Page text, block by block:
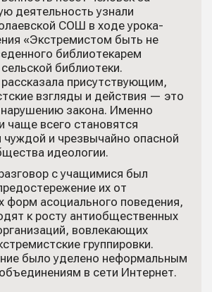
деятельность узнали
СОШ в ходе урока-
«Экстремистом быть не
библиотекарем
библиотеки.
присутствующим,
взгляды и действия — это
закона. Именно
всего становятся
и чрезвычайно опасной
идеологии.
с учащимися был
их от
форм асоциального поведения,
к росту антиобщественных
вовлекающих
группировки.
было уделено неформальным
в сети Интернет.